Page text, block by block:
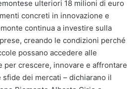
ulteriori 18 milioni di euro
concreti in innovazione e
continua a investire sulla
creando le condizioni perché
possano accedere alle
per crescere, innovare e affrontare
dei mercati – dichiarano il